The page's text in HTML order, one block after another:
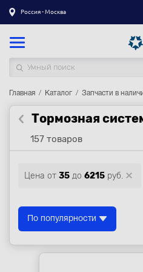
Россия - Москва
Каталог товаров
Регистрация|Вход
Доставка
Контакты
Акции
Главная Каталог Запчасти в
Тормозная
157 товаров
Цена от 35 до 6215 руб.
По популярности